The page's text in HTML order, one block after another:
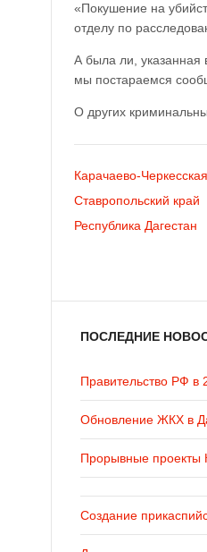
«Покушение на
отделу по
А была ли, указанная
мы постараемся
О других
Карачаево-
Ставропольский край
Республика Дагестан
ПОСЛЕДНИЕ
Правительство РФ в
Обновление ЖКХ в
Прорывные проекты
Создание